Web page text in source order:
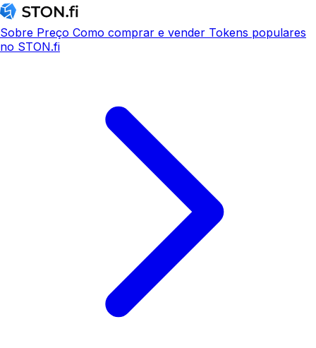
Sobre Preço Como comprar e vender Tokens populares
no STON.fi